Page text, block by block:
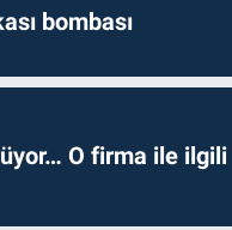
bombası
O firma ile ilgili